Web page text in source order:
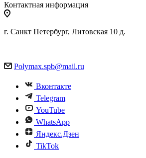
Контактная информация
г. Санкт Петербург, Литовская 10 д.
Polymax.spb@mail.ru
Вконтакте
Telegram
YouTube
WhatsApp
Яндекс.Дзен
TikTok